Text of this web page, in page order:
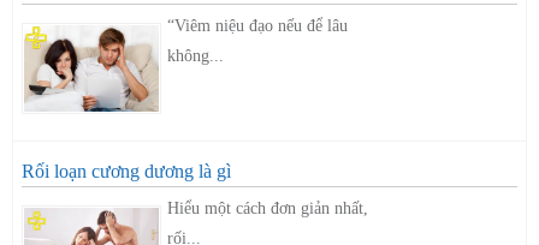
“Viêm niệu đạo nếu để lâu
không...
Rối loạn cương dương là gì
Hiểu một cách đơn giản nhất,
rối...